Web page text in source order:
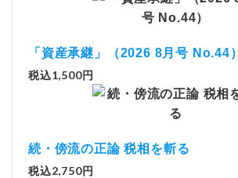
「資産承継」（2026 8月号 No.44）
税込1,500円
続・傍流の正論 税相を斬る
税込2,750円